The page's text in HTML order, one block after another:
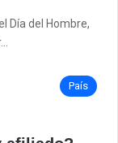
Día del Hombre,
País